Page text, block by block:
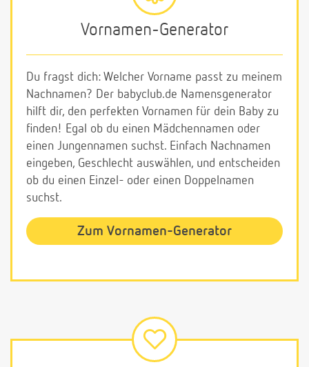
Vornamen-Generator
Du fragst dich: Welcher Vorname passt zu meinem
Nachnamen? Der babyclub.de Namensgenerator
hilft dir, den perfekten Vornamen für dein Baby zu
finden! Egal ob du einen Mädchennamen oder
einen Jungennamen suchst. Einfach Nachnamen
eingeben, Geschlecht auswählen, und entscheiden
ob du einen Einzel- oder einen Doppelnamen
suchst.
Zum Vornamen-Generator